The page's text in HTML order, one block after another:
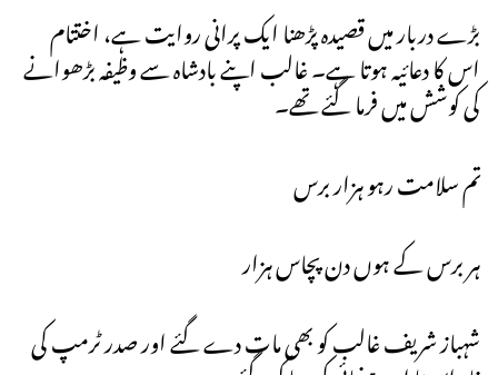
بڑے دربار میں قصیدہ پڑھنا ایک پرانی روایت ہے، اختتام
اس کا دعائیہ ہوتا ہے۔ غالب اپنے بادشاہ سے وظیفہ بڑھوانے
کی کوشش میں فرما گئے تھے۔
تم سلامت رہو ہزار برس
ہر برس کے ہوں دن پچاس ہزار
شہباز شریف غالب کو بھی مات دے گئے اور صدر ٹرمپ کی